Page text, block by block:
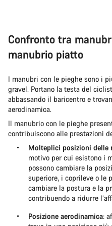
Confronto tra
manubrio piatto
I manubri con le pieghe sono i
gravel. Portano la testa del
abbassando il baricentro e
aerodinamica.
Il manubrio con le pieghe
contribuiscono alle prestazioni
Molteplici posizioni delle
motivo per cui esistono i
possono cambiare la
superiore, i coprileve o le
cambiare la postura e la
contribuendo a ridurre
Posizione aerodinamica: